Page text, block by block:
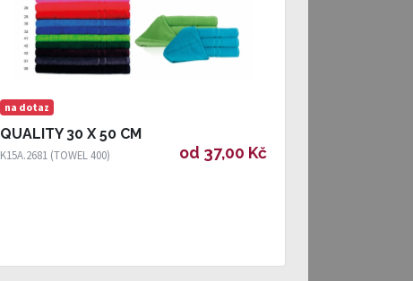
na dotaz
QUALITY 30 X 50 CM
K15A.2681 (TOWEL 400) od 37,00 Kč